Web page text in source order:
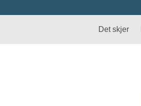
Det skjer